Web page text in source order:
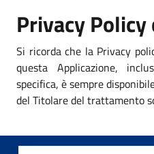
Privacy
Si ricorda che la Privacy
questa Applicazione,
specifica, è sempre
del Titolare del trattamento